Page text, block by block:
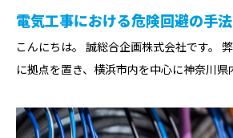
電気工事における危険回避の手
こんにちは。 誠総合企画株式会社です。
に拠点を置き、横浜市内を中心に神奈川県